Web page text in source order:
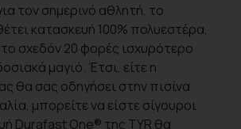
τον σημερινό αθλητή, το
κατασκευή 100% πολυεστέρα,
σχεδόν 20 φορές ισχυρότερο
μαγιό. Έτσι, είτε η
θα σας οδηγήσει στην πισίνα
μπορείτε να είστε σίγουροι
Durafast One® της TYR θα